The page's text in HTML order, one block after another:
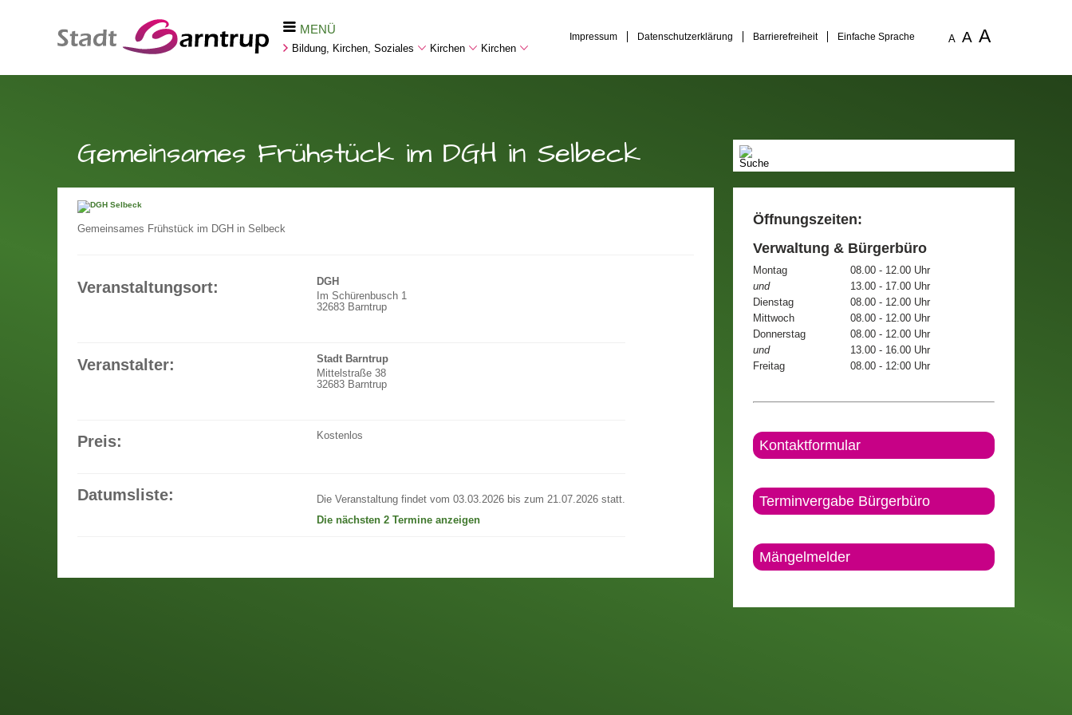
MENÜ
Bildung, Kirchen, Soziales Kirchen Kirchen
Impressum Datenschutzerklärung Barrierefreiheit Einfache Sprache A A A
Gemeinsames Frühstück im DGH in Selbeck
Gemeinsames Frühstück im DGH in Selbeck
Veranstaltungsort:
DGH
Im Schürenbusch 1
32683 Barntrup
Veranstalter:
Stadt Barntrup
Mittelstraße 38
32683 Barntrup
Preis: Kostenlos
Datumsliste:
Die Veranstaltung findet vom 03.03.2026 bis zum 21.07.2026 statt.
Die nächsten 2 Termine anzeigen
Öffnungszeiten:
Verwaltung & Bürgerbüro
Montag
08.00 - 12.00 Uhr
und
13.00 - 17.00 Uhr
Dienstag
08.00 - 12.00 Uhr
Mittwoch
08.00 - 12.00 Uhr
Donnerstag
08.00 - 12.00 Uhr
und
13.00 - 16.00 Uhr
Freitag
08.00 - 12:00 Uhr
Kontaktformular
Terminvergabe Bürgerbüro
Mängelmelder